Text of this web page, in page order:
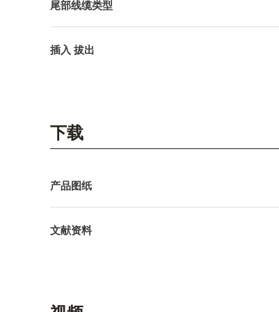
尾部线缆类型
插入 拔出
下载
产品图纸
文献资料